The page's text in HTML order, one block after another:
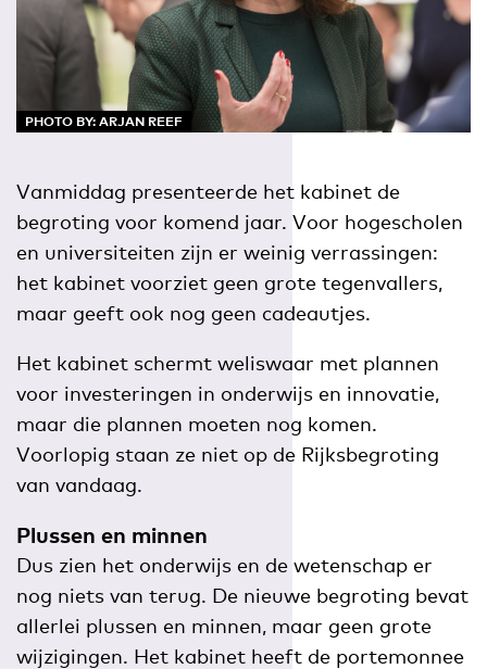
PHOTO BY: ARJAN REEF
Vanmiddag presenteerde het kabinet de
begroting voor komend jaar. Voor hogescholen
en universiteiten zijn er weinig verrassingen:
het kabinet voorziet geen grote tegenvallers,
maar geeft ook nog geen cadeautjes.
Het kabinet schermt weliswaar met plannen
voor investeringen in onderwijs en innovatie,
maar die plannen moeten nog komen.
Voorlopig staan ze niet op de Rijksbegroting
van vandaag.
Plussen en minnen
Dus zien het onderwijs en de wetenschap er
nog niets van terug. De nieuwe begroting bevat
allerlei plussen en minnen, maar geen grote
wijzigingen. Het kabinet heeft de portemonnee